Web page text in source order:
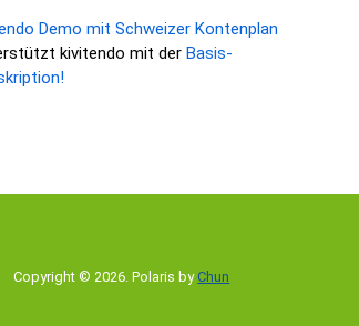
Demo mit Schweizer Kontenplan
kivitendo mit der Basis-
Copyright © 2026.Polaris by Chun